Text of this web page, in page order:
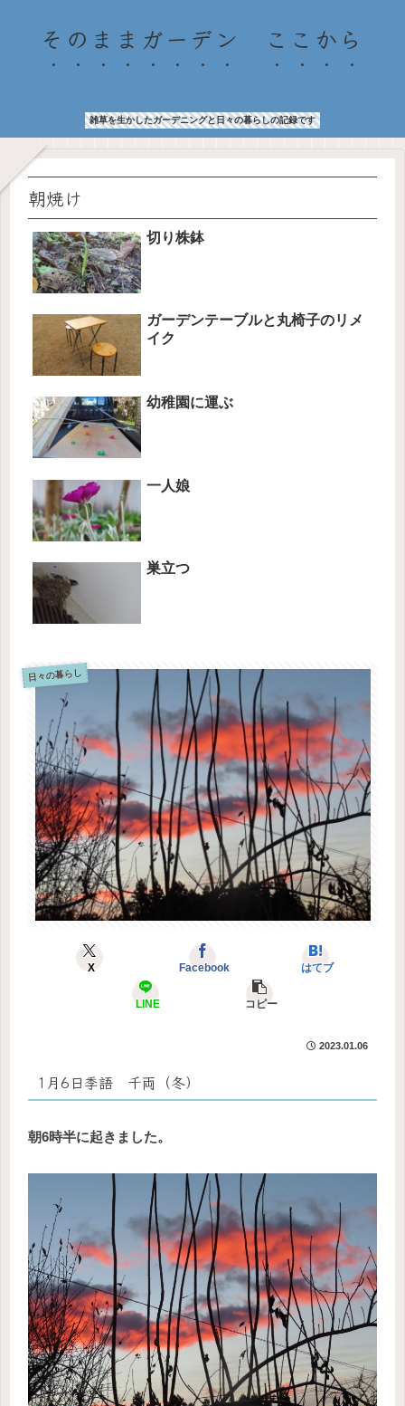
そのままガーデン ここから
雑草を生かしたガーデニングと日々の暮らしの記録です
朝焼け
切り株鉢
ガーデンテーブルと丸椅子のリメ
イク
幼稚園に運ぶ
一人娘
巣立つ
日々の暮らし
X Facebook はてブ
LINE コピー
2023.01.06
1月6日季語 千両（冬）
朝6時半に起きました。